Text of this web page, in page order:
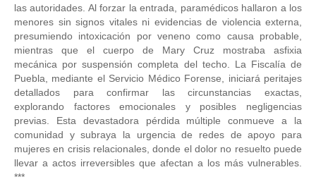
las autoridades. Al forzar la entrada, paramédicos hallaron a los
menores sin signos vitales ni evidencias de violencia externa,
presumiendo intoxicación por veneno como causa probable,
mientras que el cuerpo de Mary Cruz mostraba asfixia
mecánica por suspensión completa del techo. La Fiscalía de
Puebla, mediante el Servicio Médico Forense, iniciará peritajes
detallados para confirmar las circunstancias exactas,
explorando factores emocionales y posibles negligencias
previas. Esta devastadora pérdida múltiple conmueve a la
comunidad y subraya la urgencia de redes de apoyo para
mujeres en crisis relacionales, donde el dolor no resuelto puede
llevar a actos irreversibles que afectan a los más vulnerables.
***